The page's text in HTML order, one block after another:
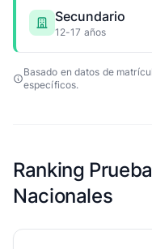
Secundario
12-17 años
Basado en datos de
específicos.
Ranking
Nacionales